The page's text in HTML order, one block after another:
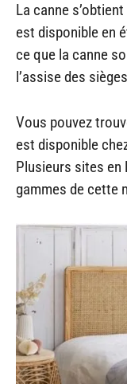
La canne
est disponible en
ce que la canne
l’assise des
Vous pouvez
est disponible
Plusieurs sites en
gammes de cette